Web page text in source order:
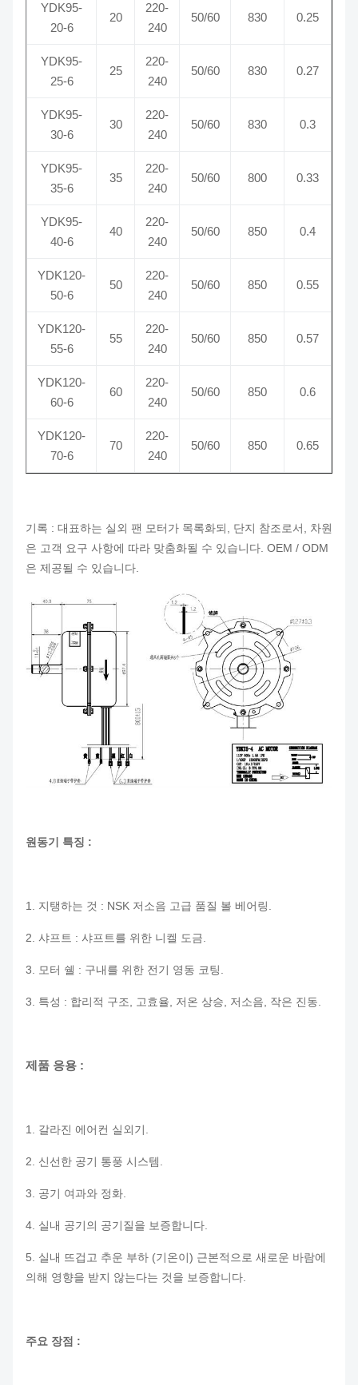
YDK95-
20-6
20
220-
240
50/60 830 0.25
YDK95-
25-6
25
220-
240
50/60 830 0.27
YDK95-
30-6
30
220-
240
50/60 830 0.3
YDK95-
35-6
35
220-
240
50/60 800 0.33
YDK95-
40-6
40
220-
240
50/60 850 0.4
YDK120-
50-6
50
220-
240
50/60 850 0.55
YDK120-
55-6
55
220-
240
50/60 850 0.57
YDK120-
60-6
60
220-
240
50/60 850 0.6
YDK120-
70-6
70
220-
240
50/60 850 0.65
기록 : 대표하는 실외 팬 모터가 목록화되, 단지 참조로서, 차원
은 고객 요구 사항에 따라 맞춤화될 수 있습니다. OEM / ODM
은 제공될 수 있습니다.
원동기 특징 :
1. 지탱하는 것 : NSK 저소음 고급 품질 볼 베어링.
2. 샤프트 : 샤프트를 위한 니켈 도금.
3. 모터 쉘 : 구내를 위한 전기 영동 코팅.
3. 특성 : 합리적 구조, 고효율, 저온 상승, 저소음, 작은 진동.
제품 응용 :
1. 갈라진 에어컨 실외기.
2. 신선한 공기 통풍 시스템.
3. 공기 여과와 정화.
4. 실내 공기의 공기질을 보증합니다.
5. 실내 뜨겁고 추운 부하 (기온이) 근본적으로 새로운 바람에
의해 영향을 받지 않는다는 것을 보증합니다.
주요 장점 :